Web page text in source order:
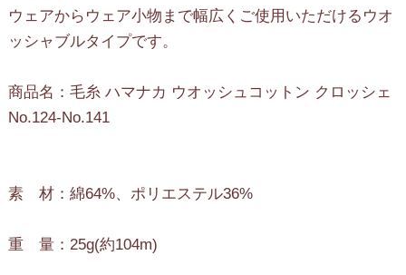
ウェアからウェア小物まで幅広くご使用いただけるウオ
ッシャブルタイプです。
商品名：毛糸 ハマナカ ウオッシュコットン クロッシェ
No.124-No.141
素 材：綿64%、ポリエステル36%
重 量：25g(約104m)